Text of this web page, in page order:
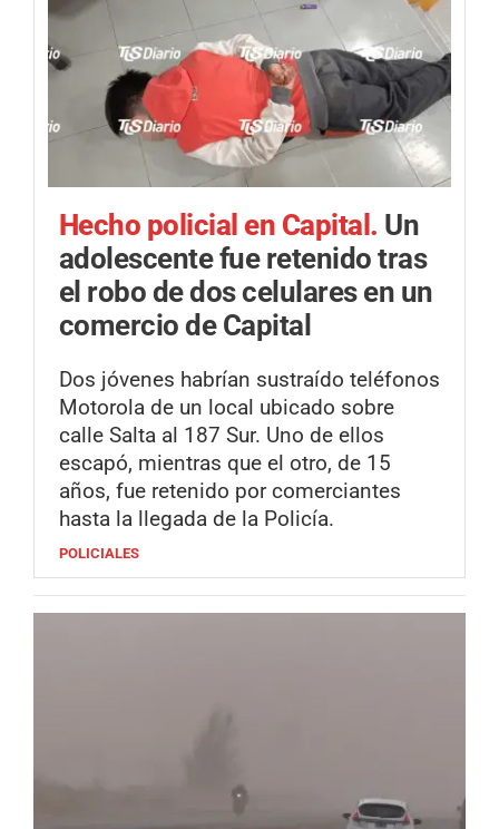
Hecho policial en Capital. Un
adolescente fue retenido tras
el robo de dos celulares en un
comercio de Capital
Dos jóvenes habrían sustraído teléfonos
Motorola de un local ubicado sobre
calle Salta al 187 Sur. Uno de ellos
escapó, mientras que el otro, de 15
años, fue retenido por comerciantes
hasta la llegada de la Policía.
POLICIALES